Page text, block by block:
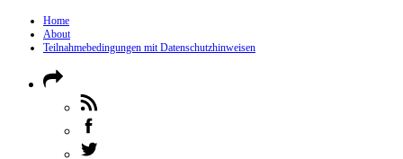
Home
About
Teilnahmebedingungen mit Datenschutzhinweisen